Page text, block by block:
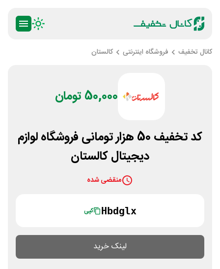
کانال تخفیف فروشگاه اینترنتی کالستان
50,000 تومان
کد تخفیف 50 هزار تومانی فروشگاه لوازم
دیجیتال کالستان
منقضی شده
Hbdglx کپی
لینک خرید